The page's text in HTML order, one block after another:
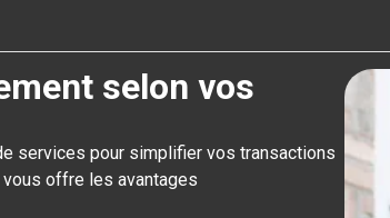
selon vos
services pour simplifier vos transactions
offre les avantages